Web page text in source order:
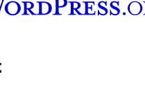
channel
Tumblr account